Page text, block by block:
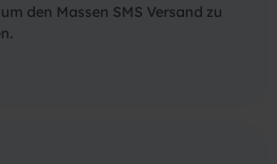
den Massen SMS Versand zu